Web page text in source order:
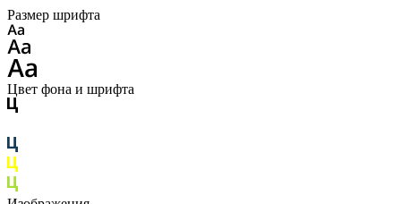
Размер шрифта
Цвет фона и шрифта